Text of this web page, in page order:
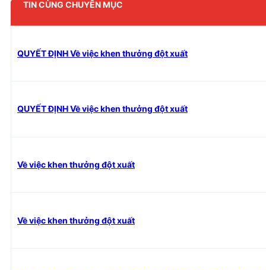
TIN CÙNG CHUYÊN MỤC
QUYẾT ĐỊNH Về việc khen thưởng đột xuất
QUYẾT ĐỊNH Về việc khen thưởng đột xuất
Về việc khen thưởng đột xuất
Về việc khen thưởng đột xuất